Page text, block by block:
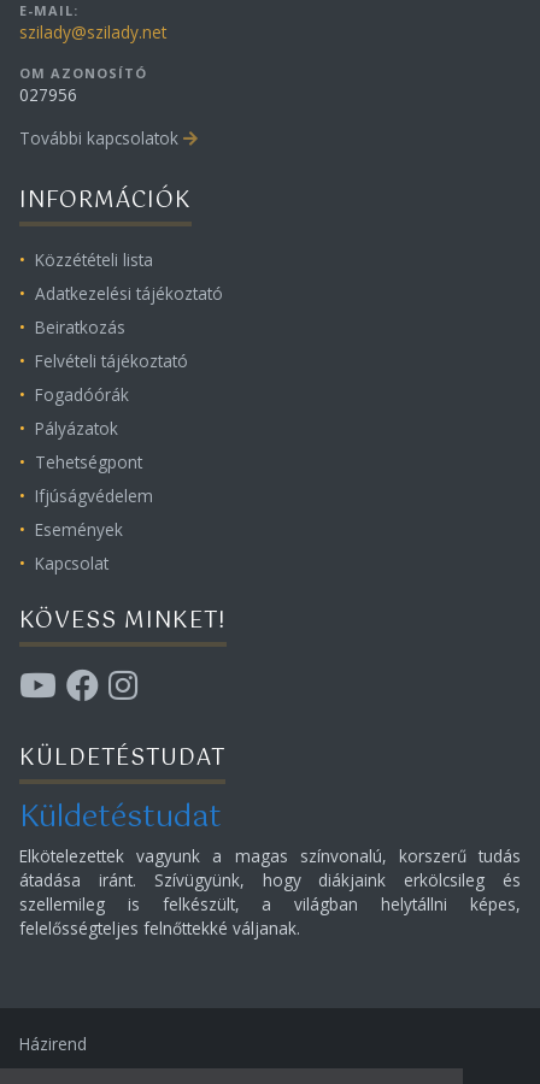
E-MAIL:
szilady@szilady.net
OM AZONOSÍTÓ
027956
További kapcsolatok
INFORMÁCIÓK
Közzétételi lista
Adatkezelési tájékoztató
Beiratkozás
Felvételi tájékoztató
Fogadóórák
Pályázatok
Tehetségpont
Ifjúságvédelem
Események
Kapcsolat
KÖVESS MINKET!
KÜLDETÉSTUDAT
Küldetéstudat
Elkötelezettek vagyunk a magas színvonalú, korszerű tudás
átadása iránt. Szívügyünk, hogy diákjaink erkölcsileg és
szellemileg is felkészült, a világban helytállni képes,
felelősségteljes felnőttekké váljanak.
Házirend